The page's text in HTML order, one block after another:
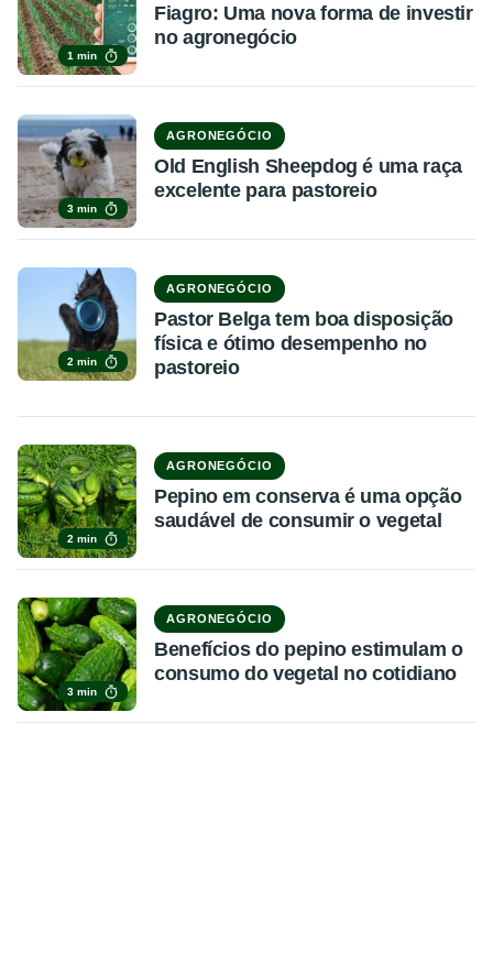
1 min
Fiagro: Uma nova forma de investir
no agronegócio
3 min
AGRONEGÓCIO
Old English Sheepdog é uma raça
excelente para pastoreio
2 min
AGRONEGÓCIO
Pastor Belga tem boa disposição
física e ótimo desempenho no
pastoreio
2 min
AGRONEGÓCIO
Pepino em conserva é uma opção
saudável de consumir o vegetal
3 min
AGRONEGÓCIO
Benefícios do pepino estimulam o
consumo do vegetal no cotidiano